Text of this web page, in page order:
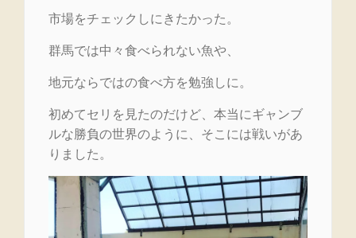
市場をチェックしにきたかった。
群馬では中々食べられない魚や、
地元ならではの食べ方を勉強しに。
初めてセリを見たのだけど、本当にギャンブ
ルな勝負の世界のように、そこには戦いがあ
りました。